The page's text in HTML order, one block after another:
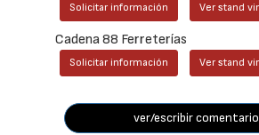
Solicitar información Ver stand
Cadena 88 Ferreterías
Solicitar información Ver stand
ver/escribir